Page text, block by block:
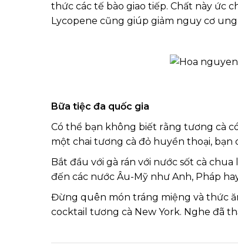
thức các tế bào giao tiếp. Chất này ức
Lycopene cũng giúp giảm nguy cơ
Bữa tiệc đa quốc gia
Có thể bạn không biết rằng tương cà
một chai tương cà đỏ huyền thoại, bạn
Bắt đầu với gà rán với nước sốt cà
đến các nước Âu-Mỹ như Anh, Pháp
Đừng quên món tráng miệng và thức
cocktail tương cà New York. Nghe đã